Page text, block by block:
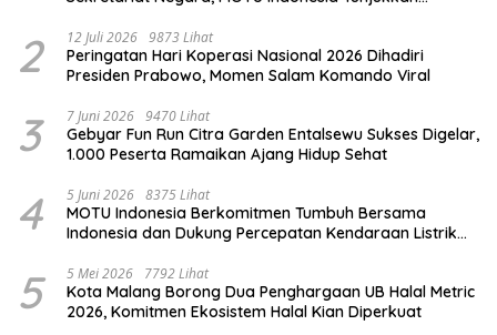
2 12 Juli 2026 9873 Lihat
Peringatan Hari Koperasi Nasional 2026 Dihadiri
Presiden Prabowo, Momen Salam Komando Viral
3 7 Juni 2026 9470 Lihat
Gebyar Fun Run Citra Garden Entalsewu Sukses Digelar,
1.000 Peserta Ramaikan Ajang Hidup Sehat
4 5 Juni 2026 8375 Lihat
MOTU Indonesia Berkomitmen Tumbuh Bersama
Indonesia dan Dukung Percepatan Kendaraan Listrik
5 5 Mei 2026 7792 Lihat
Kota Malang Borong Dua Penghargaan UB Halal Metric
2026, Komitmen Ekosistem Halal Kian Diperkuat